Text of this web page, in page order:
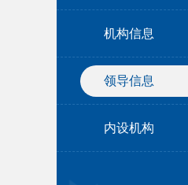
机构信息
领导信息
内设机构